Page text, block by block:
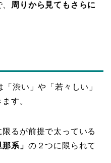
周りから見てもさらに
渋い」や「若々しい」
す。
るが前提で太っている
那系」 の２つに限られて